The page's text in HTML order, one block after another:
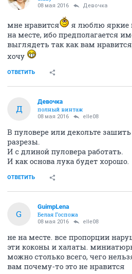
08 мая 2016 Девочка
мне нравится
я люблю яркие
на месте, ибо предполагается
выглядеть так как вам
хочу
ОТВЕТИТЬ
Д
Девочка
полный винтаж
08 мая 2016 elle08
В пуловере или декольте
разрезы.
И с длиной пуловера работать.
И как основа лука будет хорошо.
ОТВЕТИТЬ
G
GuimpLena
Белая Госпожа
08 мая 2016 elle08
не на месте. все пропорции
эти коконы и халаты.
можно столько всего, чего
вам почему-то это не нравится